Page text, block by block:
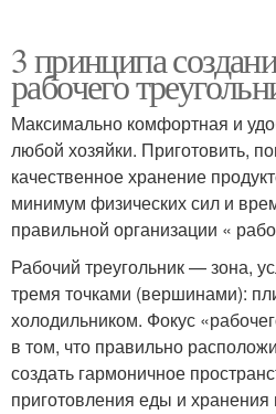
3 принципа
рабочего
Максимально комфортная и
любой хозяйки. Приготовить,
качественное хранение
минимум физических сил и
правильной организации «
Рабочий треугольник — зона,
тремя точками (вершинами):
холодильником. Фокус
в том, что правильно
создать гармоничное
приготовления еды и хранения